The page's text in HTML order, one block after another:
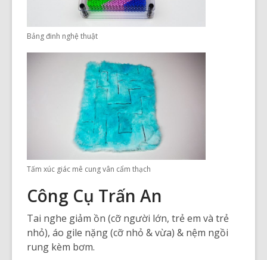
Bảng đinh nghệ thuật
Tấm xúc giác mê cung vân cẩm thạch
Công Cụ Trấn An
Tai nghe giảm ồn (cỡ người lớn, trẻ em và trẻ
nhỏ), áo gile nặng (cỡ nhỏ & vừa) & nệm ngồi
rung kèm bơm.